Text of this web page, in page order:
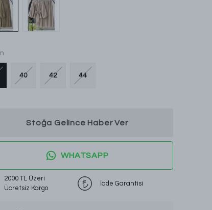
40 42 44
Stoğa Gelince Haber Ver
WHATSAPP
2000 TL Üzeri
Ücretsiz Kargo
İade Garantisi